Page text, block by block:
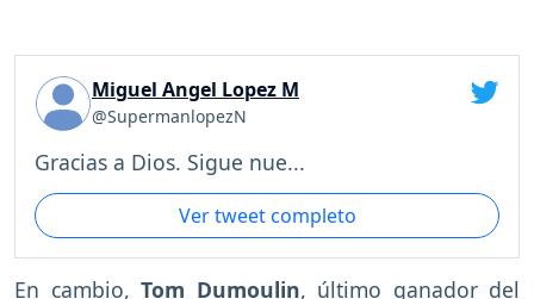
Miguel Angel Lopez M
@SupermanlopezN
Gracias a Dios. Sigue nue...
Ver tweet completo
En cambio, Tom Dumoulin, último ganador del